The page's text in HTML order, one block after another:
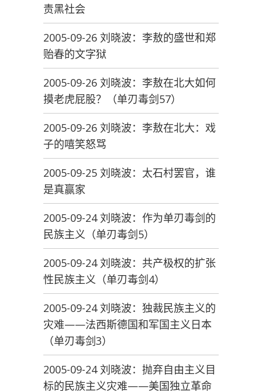
责黑社会
2005-09-26 刘晓波：李敖的盛世和郑
贻春的文字狱
2005-09-26 刘晓波：李敖在北大如何
摸老虎屁股？（单刃毒剑57）
2005-09-26 刘晓波：李敖在北大：戏
子的嘻笑怒骂
2005-09-25 刘晓波：太石村罢官，谁
是真赢家
2005-09-24 刘晓波：作为单刃毒剑的
民族主义（单刃毒剑5）
2005-09-24 刘晓波：共产极权的扩张
性民族主义（单刃毒剑4）
2005-09-24 刘晓波：独裁民族主义的
灾难——法西斯德国和军国主义日本
（单刃毒剑3）
2005-09-24 刘晓波：抛弃自由主义目
标的民族主义灾难——美国独立革命